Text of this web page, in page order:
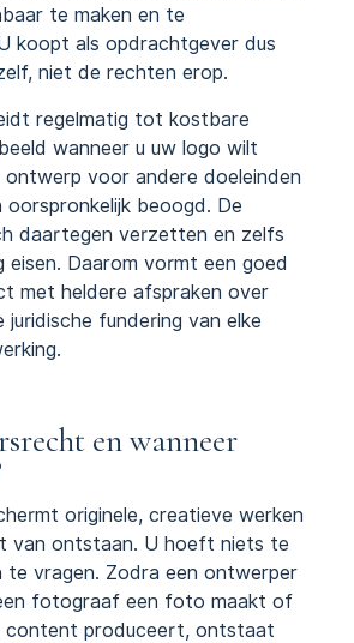
te maken en te
koopt als opdrachtgever dus
niet de rechten erop.
regelmatig tot kostbare
wanneer u uw logo wilt
ontwerp voor andere doeleinden
oorspronkelijk beoogd. De
daartegen verzetten en zelfs
eisen. Daarom vormt een goed
met heldere afspraken over
fundering van elke
en wanneer
originele, creatieve werken
van ontstaan. U hoeft niets te
te vragen. Zodra een ontwerper
fotograaf een foto maakt of
content produceert, ontstaat